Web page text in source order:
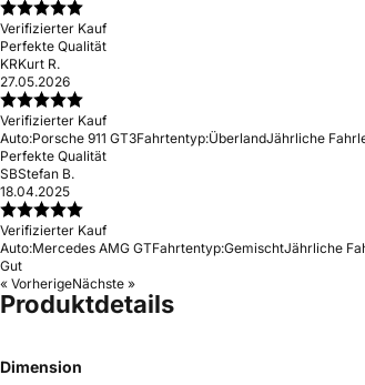
Verifizierter Kauf
Perfekte Qualität
KRKurt R.
27.05.2026
Verifizierter Kauf
Auto:Porsche 911 GT3Fahrtentyp:ÜberlandJährliche
Perfekte Qualität
SBStefan B.
18.04.2025
Verifizierter Kauf
Auto:Mercedes AMG GTFahrtentyp:GemischtJährliche
Gut
« VorherigeNächste »
Produktdetails
Dimension